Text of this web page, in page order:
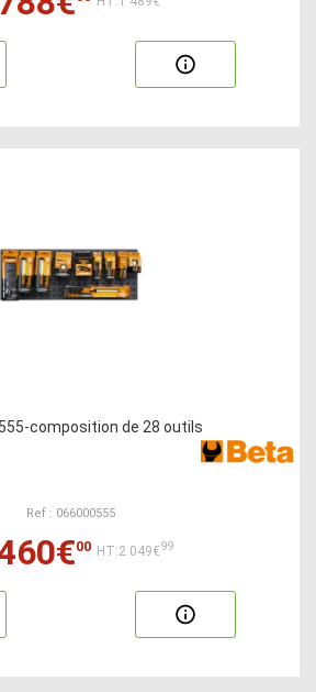
composition de 28 outils
Ref : 066000555
00 HT:2 049€99